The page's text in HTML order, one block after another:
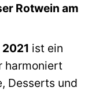
Rotwein am
ist ein
harmoniert
Desserts und